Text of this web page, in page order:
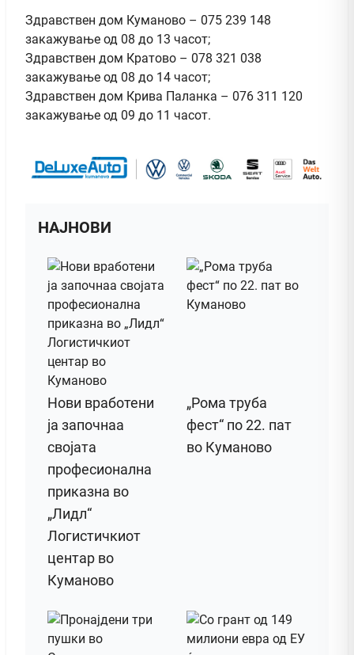
Здравствен дом Куманово – 075 239 148
закажување од 08 до 13 часот;
Здравствен дом Кратово – 078 321 038
закажување од 08 до 14 часот;
Здравствен дом Крива Паланка – 076 311 120
закажување од 09 до 11 часот.
НАЈНОВИ
Нови вработени
ја започнаа
својата
професионална
приказна во
„Лидл“
Логистичкиот
центар во
Куманово
„Рома труба
фест“ по 22. пат
во Куманово